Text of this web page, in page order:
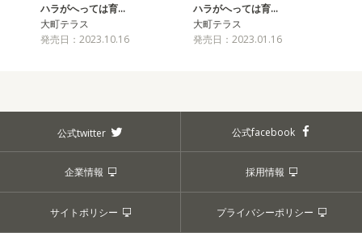
ハラがへっては育…
大町テラス
発売日：2023.10.16
ハラがへっては育…
大町テラス
発売日：2023.01.16
公式twitter 公式facebook
企業情報 採用情報
サイトポリシー プライバシーポリシー